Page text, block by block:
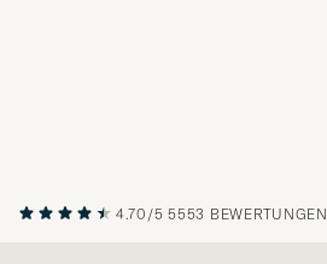
4.70/5 5553 BEWERTUNGEN